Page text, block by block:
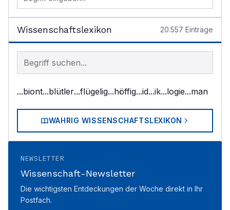
Wissenschaftslexikon 20.557 Einträge
Begriff im Lexikon suchen
...biont...blütler...flügelig...höffig...id...ik...logie...man
WAHRIG WISSENSCHAFTSLEXIKON
NEWSLETTER
Wissenschaft-Newsletter
Die wichtigsten Entdeckungen der Woche direkt in Ihr
Postfach.